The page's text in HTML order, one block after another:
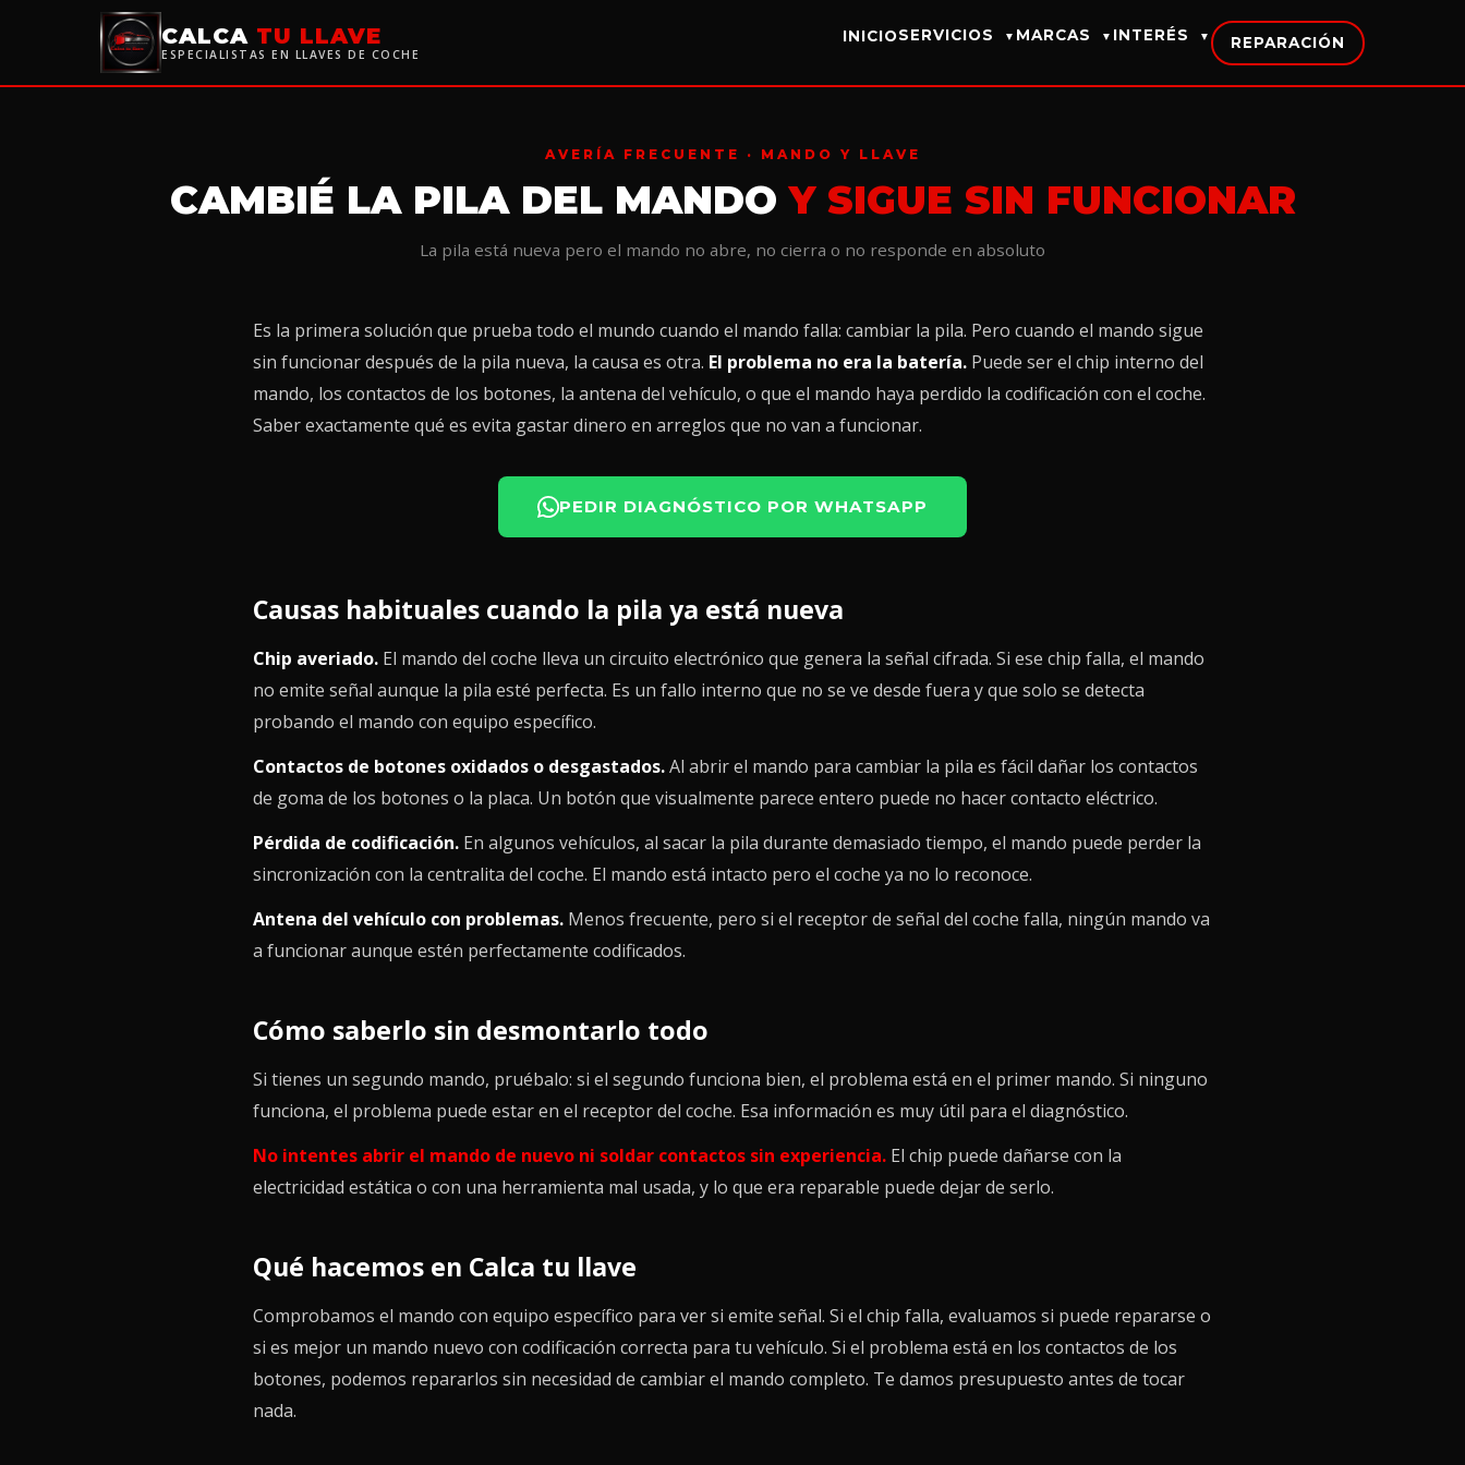
CALCA TU LLAVE
ESPECIALISTAS EN LLAVES DE COCHE
INICIOSERVICIOS ▼ MARCAS ▼ INTERÉS ▼ REPARACIÓN
AVERÍA FRECUENTE · MANDO Y LLAVE
CAMBIÉ LA PILA DEL MANDOY SIGUE SIN FUNCIONAR
La pila está nueva pero el mando no abre, no cierra o no responde en absoluto
Es la primera solución que prueba todo el mundo cuando el mando falla: cambiar la pila. Pero cuando el mando sigue
sin funcionar después de la pila nueva, la causa es otra. El problema no era la batería. Puede ser el chip interno del
mando, los contactos de los botones, la antena del vehículo, o que el mando haya perdido la codificación con el coche.
Saber exactamente qué es evita gastar dinero en arreglos que no van a funcionar.
PEDIR DIAGNÓSTICO POR WHATSAPP
Causas habituales cuando la pila ya está nueva
Chip averiado. El mando del coche lleva un circuito electrónico que genera la señal cifrada. Si ese chip falla, el mando
no emite señal aunque la pila esté perfecta. Es un fallo interno que no se ve desde fuera y que solo se detecta
probando el mando con equipo específico.
Contactos de botones oxidados o desgastados.Al abrir el mando para cambiar la pila es fácil dañar los contactos
de goma de los botones o la placa. Un botón que visualmente parece entero puede no hacer contacto eléctrico.
Pérdida de codificación. En algunos vehículos, al sacar la pila durante demasiado tiempo, el mando puede perder la
sincronización con la centralita del coche. El mando está intacto pero el coche ya no lo reconoce.
Antena del vehículo con problemas. Menos frecuente, pero si el receptor de señal del coche falla, ningún mando va
a funcionar aunque estén perfectamente codificados.
Cómo saberlo sin desmontarlo todo
Si tienes un segundo mando, pruébalo: si el segundo funciona bien, el problema está en el primer mando. Si ninguno
funciona, el problema puede estar en el receptor del coche. Esa información es muy útil para el diagnóstico.
No intentes abrir el mando de nuevo ni soldar contactos sin experiencia. El chip puede dañarse con la
electricidad estática o con una herramienta mal usada, y lo que era reparable puede dejar de serlo.
Qué hacemos en Calca tu llave
Comprobamos el mando con equipo específico para ver si emite señal. Si el chip falla, evaluamos si puede repararse o
si es mejor un mando nuevo con codificación correcta para tu vehículo. Si el problema está en los contactos de los
botones, podemos repararlos sin necesidad de cambiar el mando completo. Te damos presupuesto antes de tocar
nada.